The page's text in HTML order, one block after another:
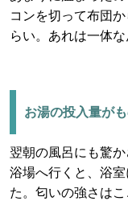
コンを切って布団
らい。あれは一体な
お湯の投入量が
翌朝の風呂にも驚
浴場へ行くと、浴
た。匂いの強さはこ